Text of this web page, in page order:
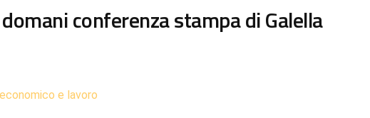
conferenza stampa di Galella
e lavoro